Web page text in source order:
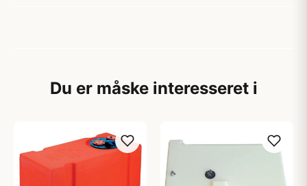
Du er måske interesseret i